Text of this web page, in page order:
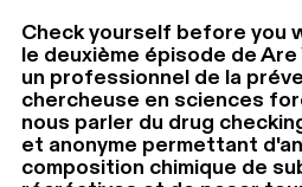
Check yourself before you
le deuxième épisode de
un professionnel de la
chercheuse en sciences
nous parler du drug
et anonyme permettant
composition chimique de